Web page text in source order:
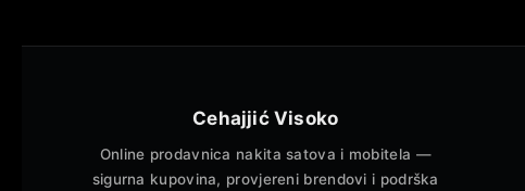
Cehajjić Visoko
Online prodavnica nakita satova i mobitela —
sigurna kupovina, provjereni brendovi i podrška